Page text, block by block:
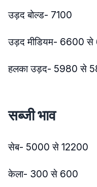
उड़द बोल्ड- 7100
उड़द मीडियम- 6600
हलका उड़द- 5980 से
सब्जी भाव
सेब- 5000 से 12200
केला- 300 से 600